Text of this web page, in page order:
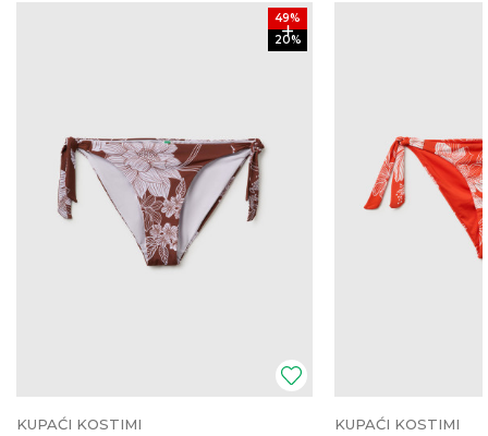
49%
20%
KUPAĆI KOSTIMI KUPAĆI KOSTIMI